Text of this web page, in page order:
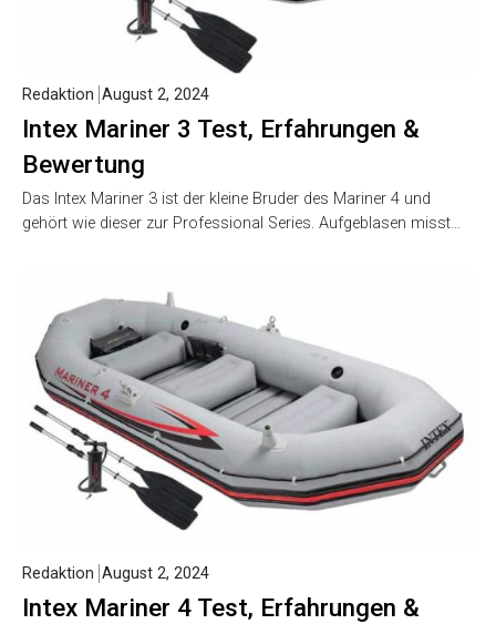
Intex Mariner 3 Test, Erfahrungen &
Bewertung
Redaktion August 2, 2024
Das Intex Mariner 3 ist der kleine Bruder des Mariner 4 und
gehört wie dieser zur Professional Series. Aufgeblasen misst…
Intex Mariner 4 Test, Erfahrungen &
Redaktion August 2, 2024